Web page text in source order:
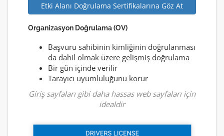
Etki Alanı Doğrulama Sertifikalarına Göz At
Organizasyon Doğrulama (OV)
Başvuru sahibinin kimliğinin doğrulanması
da dahil olmak üzere gelişmiş doğrulama
Bir gün içinde verilir
Tarayıcı uyumluluğunu korur
Giriş sayfaları gibi daha hassas web sayfaları için
idealdir